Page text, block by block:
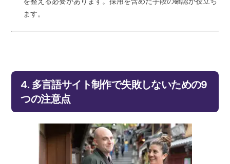
ます。
4. 多言語サイト制作で失敗しないための9
つの注意点